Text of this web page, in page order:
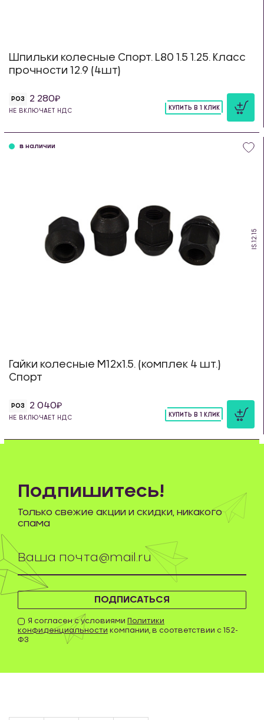
Шпильки колесные Спорт. L80 1.5 1.25. Класс
прочности 12.9 (4шт)
РОЗ 2 280
НЕ ВКЛЮЧАЕТ НДС
КУПИТЬ В 1 КЛИК
IS.12.15
в наличии
Гайки колесные М12х1.5. (комплек 4 шт.)
Спорт
РОЗ 2 040
НЕ ВКЛЮЧАЕТ НДС
КУПИТЬ В 1 КЛИК
ПОДПИСАТЬСЯ
Я согласен с условиями Политики
конфиденциальности компании, в соответствии с 152-
ФЗ
Подпишитесь!
Только свежие акции и скидки, никакого
спама